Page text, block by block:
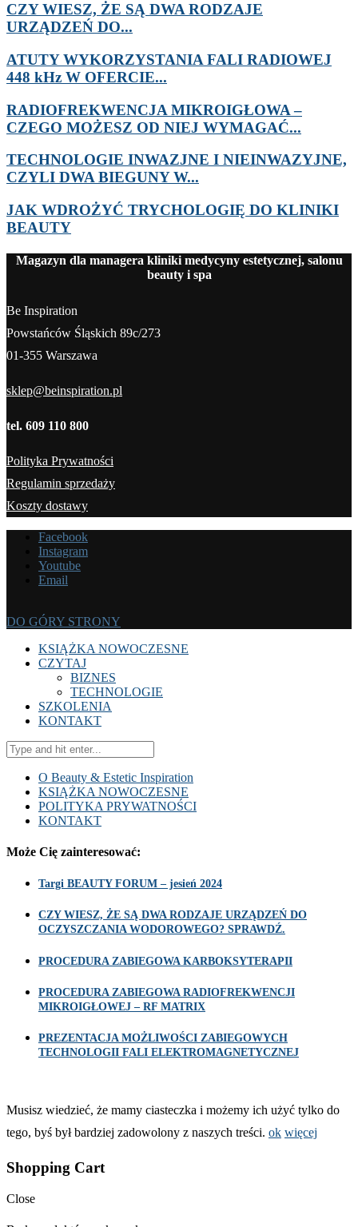
CZY WIESZ, ŻE SĄ DWA RODZAJE
URZĄDZEŃ DO...
ATUTY WYKORZYSTANIA FALI RADIOWEJ
448 kHz W OFERCIE...
RADIOFREKWENCJA MIKROIGŁOWA –
CZEGO MOŻESZ OD NIEJ WYMAGAĆ...
TECHNOLOGIE INWAZJNE I NIEINWAZYJNE,
CZYLI DWA BIEGUNY W...
JAK WDROŻYĆ TRYCHOLOGIĘ DO KLINIKI
BEAUTY
Magazyn dla managera kliniki medycyny estetycznej, salonu
beauty i spa
Be Inspiration
Powstańców Śląskich 89c/273
01-355 Warszawa
sklep@beinspiration.pl
tel. 609 110 800
Polityka Prywatności
Regulamin sprzedaży
Koszty dostawy
Facebook
Instagram
Youtube
Email
DO GÓRY STRONY
KSIĄŻKA NOWOCZESNE
CZYTAJ
BIZNES
TECHNOLOGIE
SZKOLENIA
KONTAKT
O Beauty & Estetic Inspiration
KSIĄŻKA NOWOCZESNE
POLITYKA PRYWATNOŚCI
KONTAKT
Może Cię zainteresować:
Targi BEAUTY FORUM – jesień 2024
CZY WIESZ, ŻE SĄ DWA RODZAJE URZĄDZEŃ DO
OCZYSZCZANIA WODOROWEGO? SPRAWDŹ.
PROCEDURA ZABIEGOWA KARBOKSYTERAPII
PROCEDURA ZABIEGOWA RADIOFREKWENCJI
MIKROIGŁOWEJ – RF MATRIX
PREZENTACJA MOŻLIWOŚCI ZABIEGOWYCH
TECHNOLOGII FALI ELEKTROMAGNETYCZNEJ
Musisz wiedzieć, że mamy ciasteczka i możemy ich użyć tylko do
tego, byś był bardziej zadowolony z naszych treści. ok więcej
Shopping Cart
Close